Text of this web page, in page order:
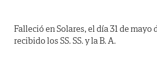
Falleció en Solares, el día 31 de mayo
recibido los SS. SS. y la B. A.